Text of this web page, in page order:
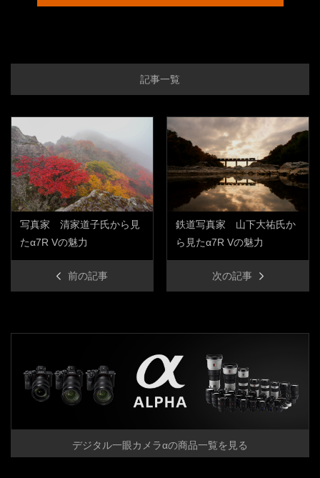
記事一覧
写真家 清家道子氏から見
たα7R Vの魅力
前の記事
鉄道写真家 山下大祐氏か
ら見たα7R Vの魅力
次の記事
デジタル一眼カメラαの商品一覧を見る